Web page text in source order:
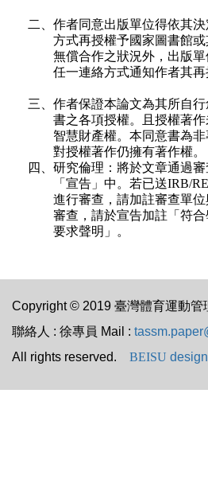
二、作者同意出版單位得依其
方式再授權予國家圖書館
無償合作之狀況外，出版
任一連絡方式通知作者其再
三、作者保證本論文為其所自
書之各項授權。且授權著
智慧財產權。本同意書為
對授權著作仍擁有著作權。
四、研究倫理：將於文章通過
「宣告」中。若已送IRB/
進行審查，請加註審查單
審查，請於宣告加註「符
要求聲明」。
Copyright © 2019 臺灣體育運動管
聯絡人 : 徐專員 Mail :
All rights reserved. BEISU